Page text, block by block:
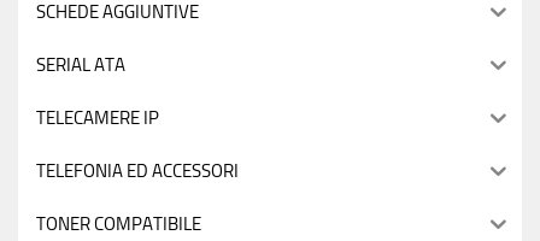
SCHEDE AGGIUNTIVE
SERIAL ATA
TELECAMERE IP
TELEFONIA ED ACCESSORI
TONER COMPATIBILE